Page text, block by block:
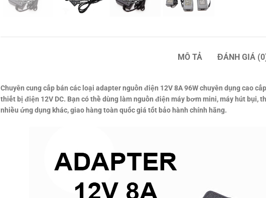
MÔ TẢ ĐÁNH GIÁ
Chuyên cung cấp bán các loại adapter nguồn điện 12V 8A 96W chuyên dụng cao
thiết bị điện 12V DC. Bạn có thề dùng làm nguồn điện máy bơm mini, máy hút bụi,
nhiều ứng dụng khác, giao hàng toàn quốc giá tốt bảo hành chính hãng.